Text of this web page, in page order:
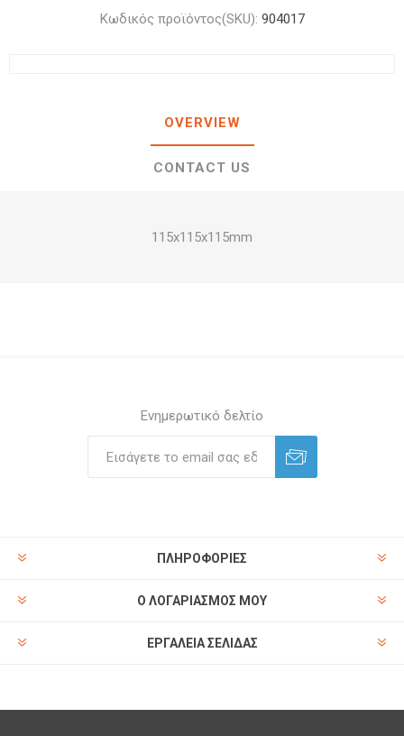
Κωδικός προϊόντος(SKU): 904017
OVERVIEW
CONTACT US
115x115x115mm
Ενημερωτικό δελτίο
ΠΛΗΡΟΦΟΡΊΕΣ
Ο ΛΟΓΑΡΙΑΣΜΌΣ ΜΟΥ
ΕΡΓΑΛΕΊΑ ΣΕΛΊΔΑΣ